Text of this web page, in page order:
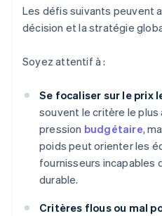
Les défis suivants peuvent
décision et la stratégie
Soyez attentif à :
Se focaliser sur le prix
souvent le critère le
pression budgétaire,
poids peut orienter les
fournisseurs incapables
durable.
Critères flous ou mal